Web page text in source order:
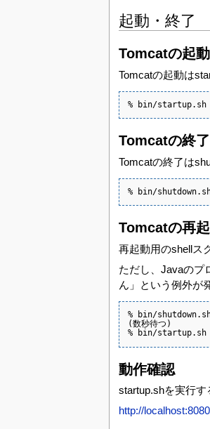
起動・終了
Tomcatの起動
Tomcatの起動は
% bin/startup.sh
Tomcatの終了
Tomcatの終了は
% bin/
Tomcatの再
再起動用のshellス
ただし、Javaのプ
ん」という例外が
% bin/
(数秒待つ)
% bin/startup.sh
動作確認
startup.shを実行す
http://